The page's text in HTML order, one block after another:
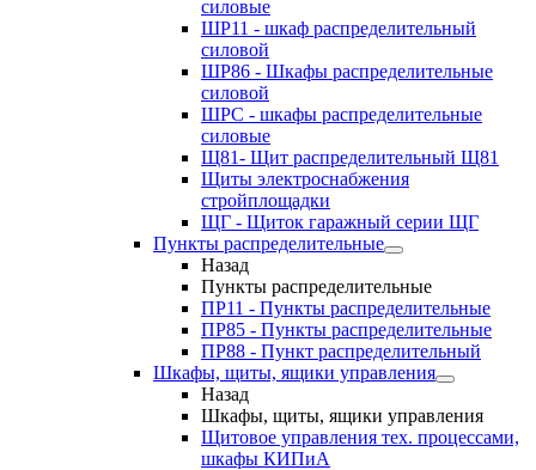
силовые
ШР11 - шкаф распределительный
силовой
ШР86 - Шкафы распределительные
силовой
ШРС - шкафы распределительные
силовые
Щ81- Щит распределительный Щ81
Щиты электроснабжения
стройплощадки
ЩГ - Щиток гаражный серии ЩГ
Пункты распределительные
Назад
Пункты распределительные
ПР11 - Пункты распределительные
ПР85 - Пункты распределительные
ПР88 - Пункт распределительный
Шкафы, щиты, ящики управления
Назад
Шкафы, щиты, ящики управления
Щитовое управления тех. процессами,
шкафы КИПиА